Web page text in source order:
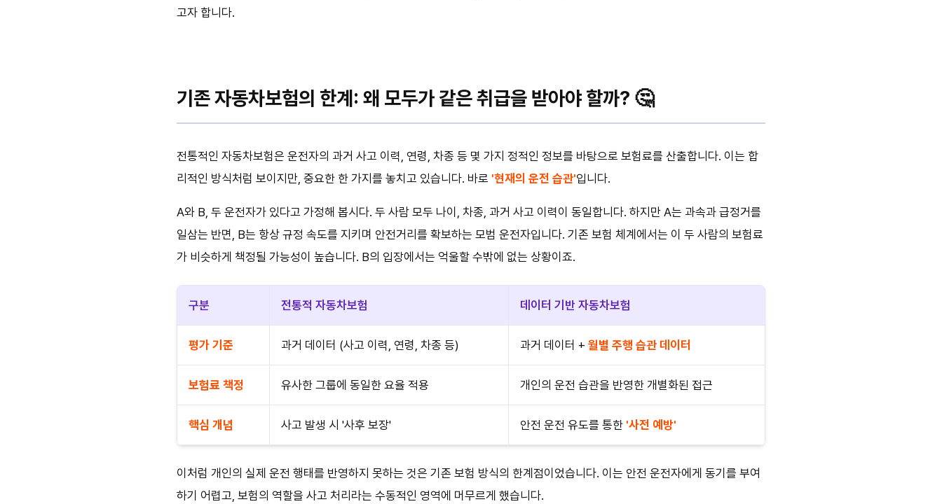
고자 합니다.
기존 자동차보험의 한계: 왜 모두가 같은 취급을 받아야 할까? 🤔
전통적인 자동차보험은 운전자의 과거 사고 이력, 연령, 차종 등 몇 가지 정적인 정보를 바탕으로 보험료를 산출합니다. 이는 합
리적인 방식처럼 보이지만, 중요한 한 가지를 놓치고 있습니다. 바로 '현재의 운전 습관'입니다.
A와 B, 두 운전자가 있다고 가정해 봅시다. 두 사람 모두 나이, 차종, 과거 사고 이력이 동일합니다. 하지만 A는 과속과 급정거를
일삼는 반면, B는 항상 규정 속도를 지키며 안전거리를 확보하는 모범 운전자입니다. 기존 보험 체계에서는 이 두 사람의 보험료
가 비슷하게 책정될 가능성이 높습니다. B의 입장에서는 억울할 수밖에 없는 상황이죠.
구분 전통적 자동차보험 데이터 기반 자동차보험
평가 기준 과거 데이터 (사고 이력, 연령, 차종 등) 과거 데이터 + 월별 주행 습관 데이터
보험료 책정 유사한 그룹에 동일한 요율 적용 개인의 운전 습관을 반영한 개별화된 접근
핵심 개념 사고 발생 시 '사후 보장' 안전 운전 유도를 통한 '사전 예방'
이처럼 개인의 실제 운전 행태를 반영하지 못하는 것은 기존 보험 방식의 한계점이었습니다. 이는 안전 운전자에게 동기를 부여
하기 어렵고, 보험의 역할을 사고 처리라는 수동적인 영역에 머무르게 했습니다.